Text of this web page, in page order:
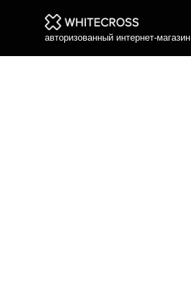
авторизованный интернет-магазин